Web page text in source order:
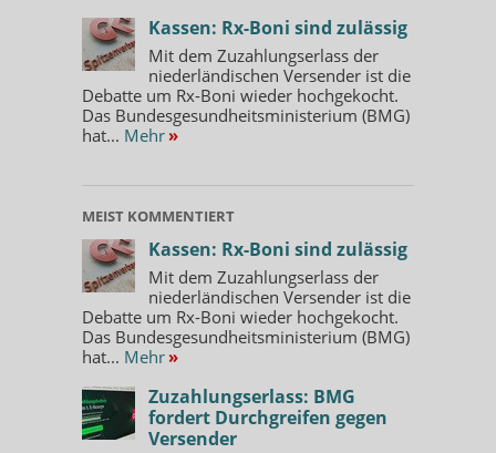
Kassen: Rx-Boni sind zulässig
Mit dem Zuzahlungserlass der
niederländischen Versender ist die
Debatte um Rx-Boni wieder hochgekocht.
Das Bundesgesundheitsministerium (BMG)
hat... Mehr »
MEIST KOMMENTIERT
Kassen: Rx-Boni sind zulässig
Mit dem Zuzahlungserlass der
niederländischen Versender ist die
Debatte um Rx-Boni wieder hochgekocht.
Das Bundesgesundheitsministerium (BMG)
hat... Mehr »
Zuzahlungserlass: BMG
fordert Durchgreifen gegen
Versender